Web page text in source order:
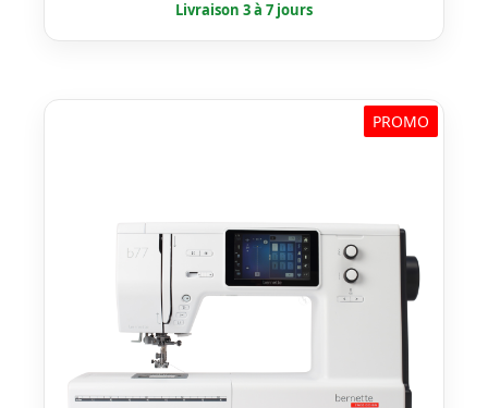
PROMO